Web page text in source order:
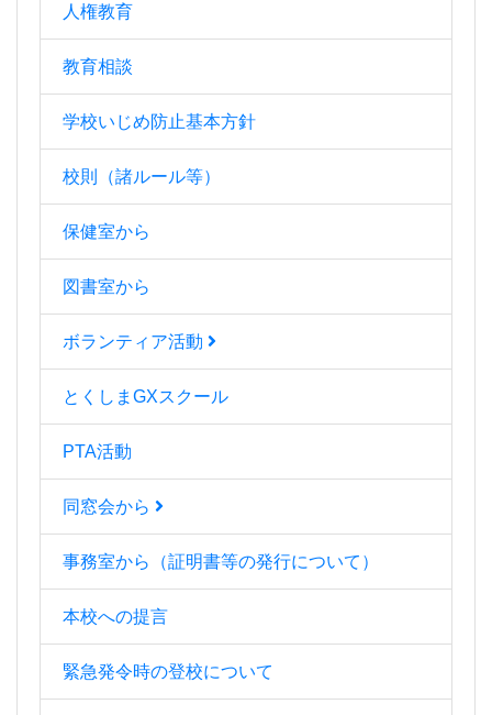
人権教育
教育相談
学校いじめ防止基本方針
校則（諸ルール等）
保健室から
図書室から
ボランティア活動
とくしまGXスクール
PTA活動
同窓会から
事務室から（証明書等の発行について）
本校への提言
緊急発令時の登校について